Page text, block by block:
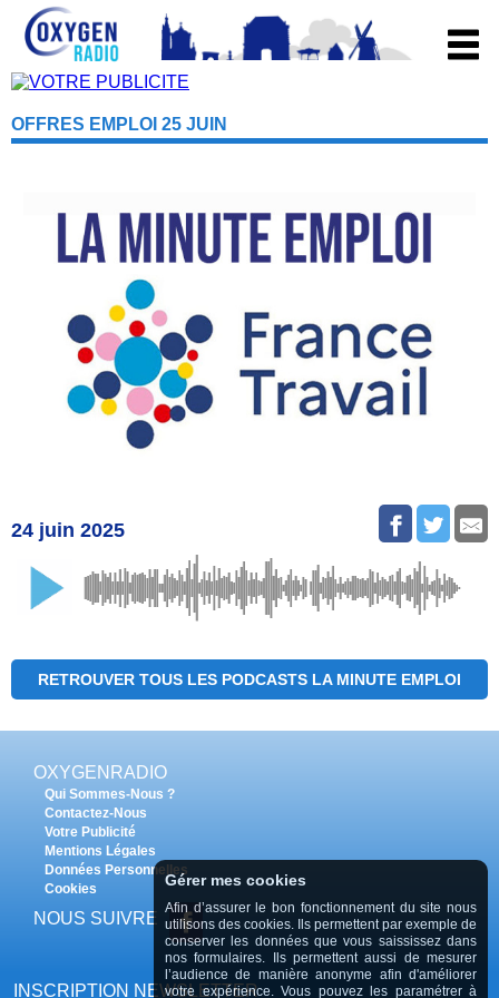
OFFRES EMPLOI 25 JUIN
24 juin 2025
RETROUVER TOUS LES PODCASTS LA MINUTE EMPLOI
OXYGENRADIO
Qui Sommes-Nous ?
Contactez-Nous
Votre Publicité
Mentions Légales
Données Personnelles
Cookies
NOUS SUIVRE
INSCRIPTION NEWSLETTER
Gérer mes cookies
Afin d’assurer le bon fonctionnement du site nous
utilisons des cookies. Ils permettent par exemple de
conserver les données que vous saississez dans
nos formulaires. Ils permettent aussi de mesurer
l’audience de manière anonyme afin d'améliorer
votre expérience. Vous pouvez les paramétrer à